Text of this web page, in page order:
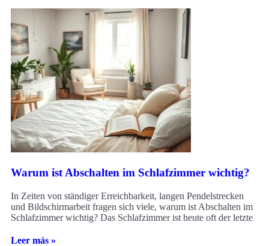
Warum ist Abschalten im Schlafzimmer wichtig?
In Zeiten von ständiger Erreichbarkeit, langen Pendelstrecken
und Bildschirmarbeit fragen sich viele, warum ist Abschalten im
Schlafzimmer wichtig? Das Schlafzimmer ist heute oft der letzte
Leer más »